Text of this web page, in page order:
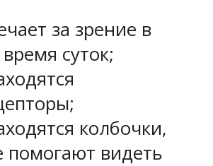
за зрение в
суток;
колбочки,
помогают видеть